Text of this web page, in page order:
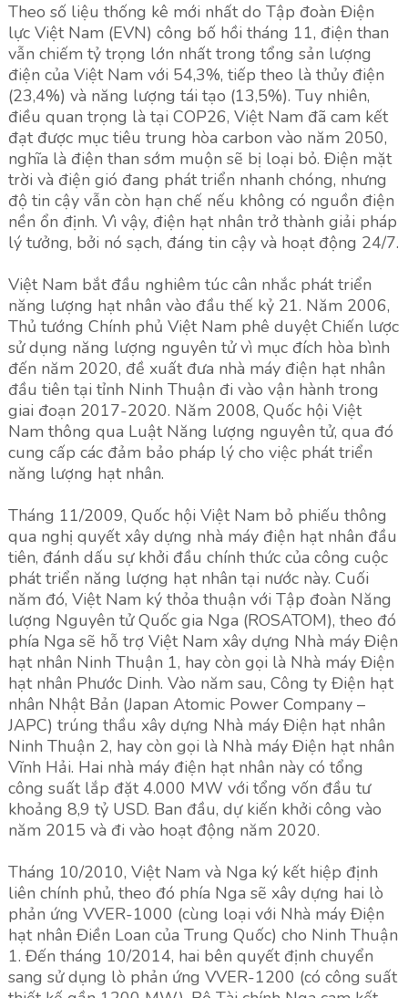
Theo số liệu thống kê mới nhất do Tập đoàn Điện
lực Việt Nam (EVN) công bố hồi tháng 11, điện than
vẫn chiếm tỷ trọng lớn nhất trong tổng sản lượng
điện của Việt Nam với 54,3%, tiếp theo là thủy điện
(23,4%) và năng lượng tái tạo (13,5%). Tuy nhiên,
điều quan trọng là tại COP26, Việt Nam đã cam kết
đạt được mục tiêu trung hòa carbon vào năm 2050,
nghĩa là điện than sớm muộn sẽ bị loại bỏ. Điện mặt
trời và điện gió đang phát triển nhanh chóng, nhưng
độ tin cậy vẫn còn hạn chế nếu không có nguồn điện
nền ổn định. Vì vậy, điện hạt nhân trở thành giải pháp
lý tưởng, bởi nó sạch, đáng tin cậy và hoạt động 24/7.
Việt Nam bắt đầu nghiêm túc cân nhắc phát triển
năng lượng hạt nhân vào đầu thế kỷ 21. Năm 2006,
Thủ tướng Chính phủ Việt Nam phê duyệt Chiến lược
sử dụng năng lượng nguyên tử vì mục đích hòa bình
đến năm 2020, đề xuất đưa nhà máy điện hạt nhân
đầu tiên tại tỉnh Ninh Thuận đi vào vận hành trong
giai đoạn 2017-2020. Năm 2008, Quốc hội Việt
Nam thông qua Luật Năng lượng nguyên tử, qua đó
cung cấp các đảm bảo pháp lý cho việc phát triển
năng lượng hạt nhân.
Tháng 11/2009, Quốc hội Việt Nam bỏ phiếu thông
qua nghị quyết xây dựng nhà máy điện hạt nhân đầu
tiên, đánh dấu sự khởi đầu chính thức của công cuộc
phát triển năng lượng hạt nhân tại nước này. Cuối
năm đó, Việt Nam ký thỏa thuận với Tập đoàn Năng
lượng Nguyên tử Quốc gia Nga (ROSATOM), theo đó
phía Nga sẽ hỗ trợ Việt Nam xây dựng Nhà máy Điện
hạt nhân Ninh Thuận 1, hay còn gọi là Nhà máy Điện
hạt nhân Phước Dinh. Vào năm sau, Công ty Điện hạt
nhân Nhật Bản (Japan Atomic Power Company –
JAPC) trúng thầu xây dựng Nhà máy Điện hạt nhân
Ninh Thuận 2, hay còn gọi là Nhà máy Điện hạt nhân
Vĩnh Hải. Hai nhà máy điện hạt nhân này có tổng
công suất lắp đặt 4.000 MW với tổng vốn đầu tư
khoảng 8,9 tỷ USD. Ban đầu, dự kiến ​​khởi công vào
năm 2015 và đi vào hoạt động năm 2020.
Tháng 10/2010, Việt Nam và Nga ký kết hiệp định
liên chính phủ, theo đó phía Nga sẽ xây dựng hai lò
phản ứng VVER-1000 (cùng loại với Nhà máy Điện
hạt nhân Điền Loan của Trung Quốc) cho Ninh Thuận
1. Đến tháng 10/2014, hai bên quyết định chuyển
sang sử dụng lò phản ứng VVER-1200 (có công suất